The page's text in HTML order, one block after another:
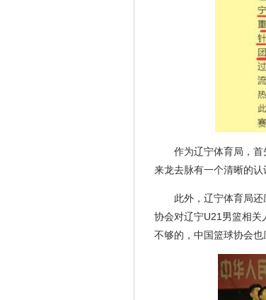
作为辽宁体育局，
来龙去脉有一个清晰的认
此外，辽宁体育局
协会对辽宁U21男篮相关
不够的，中国篮球协会也